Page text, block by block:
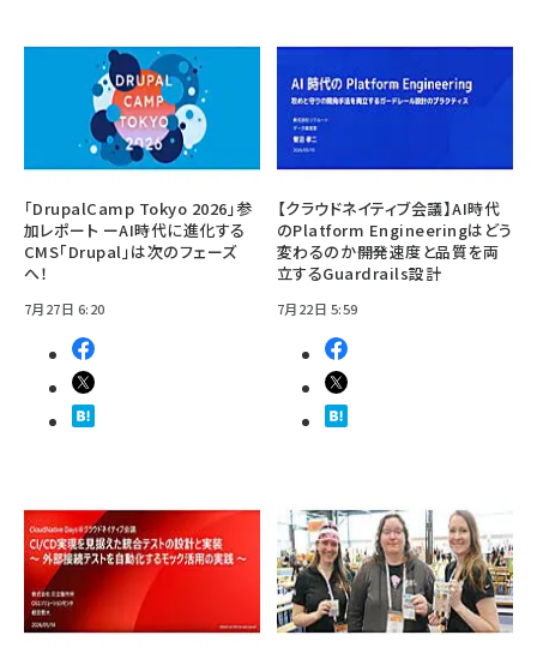
「DrupalCamp Tokyo 2026」参
加レポート ーAI時代に進化する
CMS「Drupal」は次のフェーズ
へ！
7月27日 6:20
【クラウドネイティブ会議】AI時代
のPlatform Engineeringはどう
変わるのか――開発速度と品質を両
立するGuardrails設計
7月22日 5:59